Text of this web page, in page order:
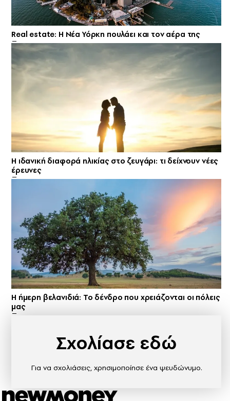
Real estate: H Νέα Υόρκη πουλάει και τον αέρα της
Η ιδανική διαφορά ηλικίας στο ζευγάρι: τι δείχνουν νέες
έρευνες
Η ήμερη βελανιδιά: Το δένδρο που χρειάζονται οι πόλεις
μας
Σχολίασε εδώ
Για να σχολιάσεις, χρησιμοποίησε ένα ψευδώνυμο.